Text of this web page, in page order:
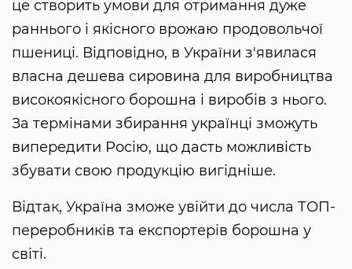
це створить умови для отримання дуже
раннього і якісного врожаю продовольчої
пшениці. Відповідно, в України з'явилася
власна дешева сировина для виробництва
високоякісного борошна і виробів з нього.
За термінами збирання українці зможуть
випередити Росію, що дасть можливість
збувати свою продукцію вигідніше.
Відтак, Україна зможе увійти до числа ТОП-
переробників та експортерів борошна у
світі.